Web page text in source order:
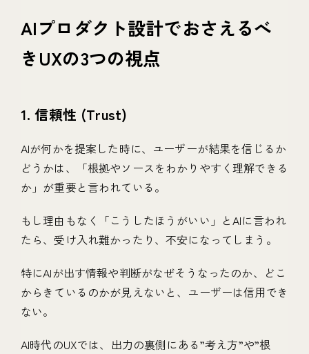
AIプロダクト設計でおさえるべ
きUXの3つの視点
1. 信頼性 (Trust)
AIが何かを提案した時に、ユーザーが結果を信じるか
どうかは、「根拠やソースをわかりやすく理解できる
か」が重要と言われている。
もし理由もなく「こうしたほうがいい」とAIに言われ
たら、受け入れ難かったり、不安になってしまう。
特にAIが出す情報や判断がなぜそうなったのか、どこ
からきているのかが見えないと、ユーザーは信用でき
ない。
AI時代のUXでは、出力の裏側にある”考え方”や”根